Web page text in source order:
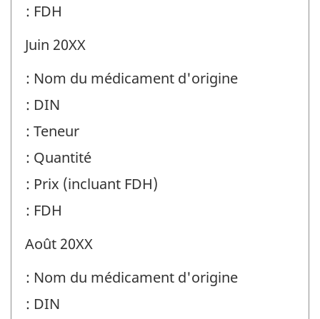
: FDH
Juin 20XX
: Nom du médicament d'origine
: DIN
: Teneur
: Quantité
: Prix (incluant FDH)
: FDH
Août 20XX
: Nom du médicament d'origine
: DIN